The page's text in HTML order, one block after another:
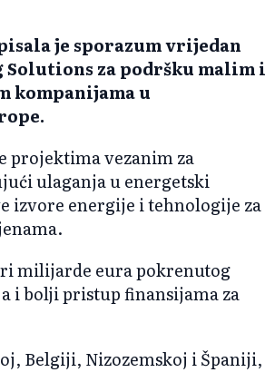
je sporazum vrijedan
Solutions za podršku malim i
kompanijama u
projektima vezanim za
ulaganja u energetski
izvore energije i tehnologije za
milijarde eura pokrenutog
i bolji pristup finansijama za
Belgiji, Nizozemskoj i Španiji,